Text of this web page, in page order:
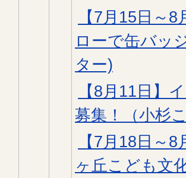
【7月15日～
ローで缶バッ
ター)
【8月11日】
募集！（小杉
【7月18日～
ヶ丘こども文